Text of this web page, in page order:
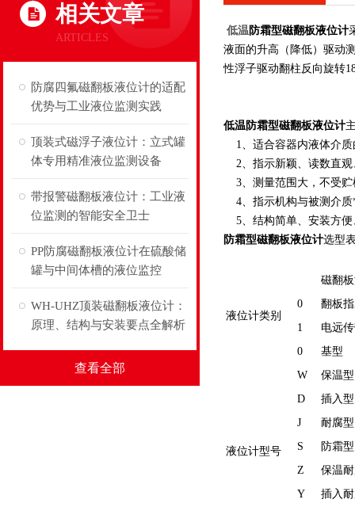
相关文章
ARTICLES
防腐四氟磁翻板液位计的适配
优势与工业液位监测实践
顶装式磁浮子液位计：立式罐
体专用精准液位监测设备
带报警磁翻板液位计：工业液
位监测的智能安全卫士
PP防腐磁翻板液位计在硫酸储
罐与中间体槽的液位监控
WH-UHZ顶装磁翻板液位计：
原理、结构与安装要点全解析
查看全部
低温防霜型磁翻板液位计
液面的升高（降低）驱动
性浮子驱动翻柱反向旋转
低温防霜型磁翻板液位计
1、适合容器内液体
2、指示新颖、读数直观
3、测量范围大，不受贮
4、指示机构与被测介质
5、结构简单、安装方便
防霜型磁翻板液位计选型
磁翻
液位计类别
0
翻板
1
电远
液位计型号
0
基型
W
保温型
D
插入型
J
耐腐型
S
防霜型
Z
保温
Y
插入